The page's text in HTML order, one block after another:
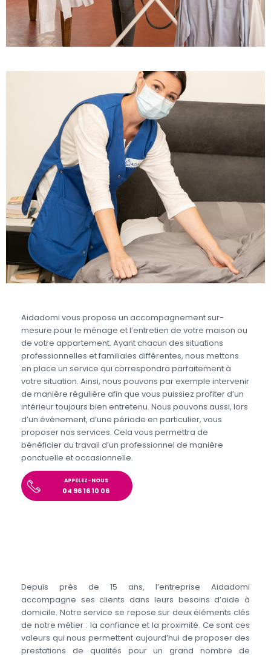
Aidadomi vous propose un accompagnement sur-
mesure pour le ménage et l’entretien de votre maison ou
de votre appartement. Ayant chacun des situations
professionnelles et familiales différentes, nous mettons
en place un service qui correspondra parfaitement à
votre situation. Ainsi, nous pouvons par exemple intervenir
de manière régulière afin que vous puissiez profiter d’un
intérieur toujours bien entretenu. Nous pouvons aussi, lors
d’un événement, d’une période en particulier, vous
proposer nos services. Cela vous permettra de
bénéficier du travail d’un professionnel de manière
ponctuelle et occasionnelle.
APPELEZ-NOUS
04 96 16 10 06
Depuis près de 15 ans, l’entreprise Aidadomi
accompagne ses clients dans leurs besoins d’aide à
domicile. Notre service se repose sur deux éléments clés
de notre métier : la confiance et la proximité. Ce sont ces
valeurs qui nous permettent aujourd’hui de proposer des
prestations de qualités pour un grand nombre de